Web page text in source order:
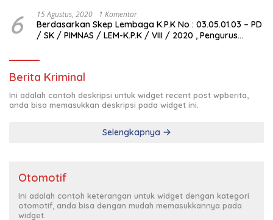
6 15 Agustus, 2020 1 Komentar
Berdasarkan Skep Lembaga K.P.K No : 03.05.01.03 – PD
/ SK / PIMNAS / LEM-K.P.K / VIII / 2020 , Pengurus
Berita Kriminal
Ini adalah contoh deskripsi untuk widget recent post wpberita,
anda bisa memasukkan deskripsi pada widget ini.
Selengkapnya
Otomotif
Ini adalah contoh keterangan untuk widget dengan kategori
otomotif, anda bisa dengan mudah memasukkannya pada
widget.